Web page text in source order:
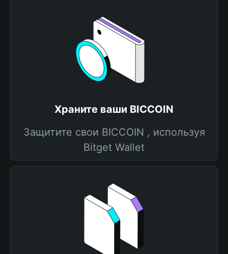
Храните ваши BICCOIN
Защитите свои BICCOIN , используя
Bitget Wallet